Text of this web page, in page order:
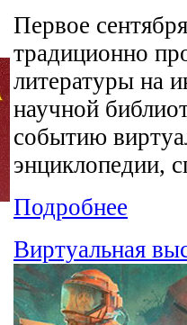
Первое
традиционно
литературы на
научной
событию
энциклопедии,
Подробнее
Виртуальная